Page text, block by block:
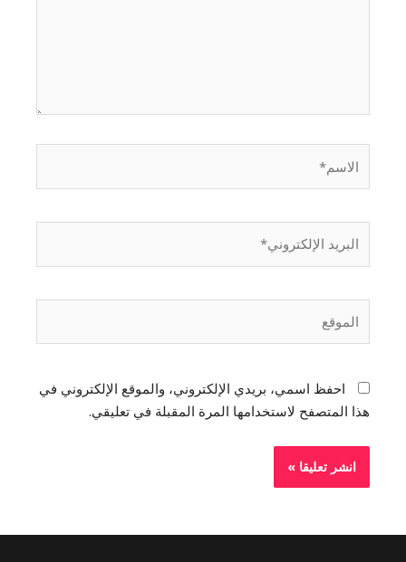
احفظ اسمي، بريدي الإلكتروني، والموقع الإلكتروني في
هذا المتصفح لاستخدامها المرة المقبلة في تعليقي.